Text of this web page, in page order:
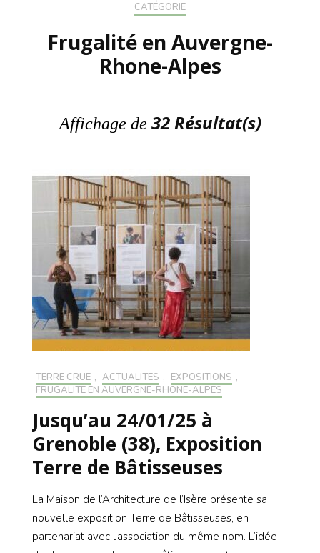
CATÉGORIE
Frugalité en Auvergne-
Rhone-Alpes
Affichage de 32 Résultat(s)
TERRE CRUE , ACTUALITÉS , EXPOSITIONS ,
FRUGALITÉ EN AUVERGNE-RHONE-ALPES
Jusqu’au 24/01/25 à
Grenoble (38), Exposition
Terre de Bâtisseuses
La Maison de l’Architecture de l’Isère présente sa
nouvelle exposition Terre de Bâtisseuses, en
partenariat avec l’association du même nom. L’idée